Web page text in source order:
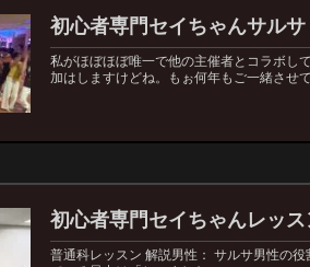
初心者専門セイちゃんサル
私がほぼほぼ唯一で他の主催者とコラボし
加はしますけどね。もぉ何年もご一緒させ
初心者専門セイちゃんレッ
普通科レッスン 解説男性： サルサ男性の